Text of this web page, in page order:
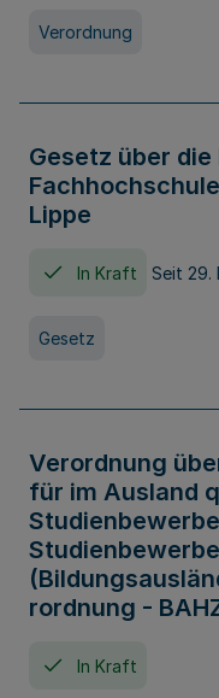
Verordnung
Gesetz über
Lippe
In Kraft Seit 29.
Gesetz
Verordnung
für im Ausland
rordnung -
In Kraft